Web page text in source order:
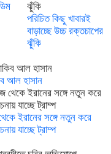
পরিচিত কিছু খাবারই
বাড়াচ্ছে উচ্চ রক্তচাপের
ঝুঁকি
আল হাসান
ইরানের সঙ্গে নতুন করে
যাচ্ছে ট্রাম্প